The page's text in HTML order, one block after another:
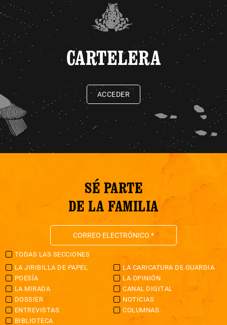
CARTELERA
ACCEDER
SÉ PARTE
DE LA FAMILIA
TODAS LAS SECCIONES
LA JIRIBILLA DE PAPEL
LA CARICATURA DE GUARDIA
POESÍA
LA OPINIÓN
LA MIRADA
CANAL DIGITAL
DOSSIER
NOTICIAS
ENTREVISTAS
COLUMNAS
BIBLIOTECA